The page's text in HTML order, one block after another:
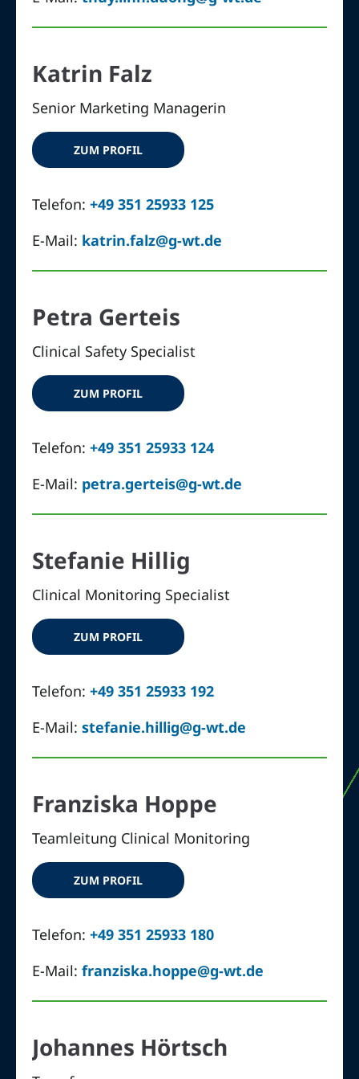
Katrin Falz
Senior Marketing Managerin
ZUM PROFIL
Telefon:+49 351 25933 125
E-Mail: katrin.falz@g-wt.de
Petra Gerteis
Clinical Safety Specialist
ZUM PROFIL
Telefon:+49 351 25933 124
E-Mail: petra.gerteis@g-wt.de
Stefanie Hillig
Clinical Monitoring Specialist
ZUM PROFIL
Telefon:+49 351 25933 192
E-Mail:stefanie.hillig@g-wt.de
Franziska Hoppe
Teamleitung Clinical Monitoring
ZUM PROFIL
Telefon:+49 351 25933 180
E-Mail:franziska.hoppe@g-wt.de
Johannes Hörtsch